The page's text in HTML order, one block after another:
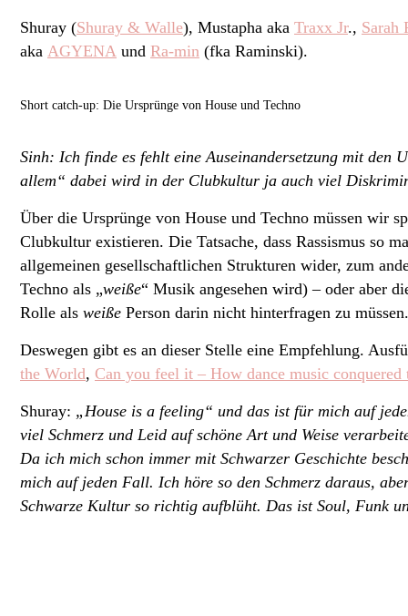
Shuray (Shuray & Walle), Mustapha aka Traxx Jr., Sarah
aka AGYENA und Ra-min (fka Raminski).
Short catch-up: Die Ursprünge von House und Techno
Sinh: Ich finde es fehlt eine Auseinandersetzung mit den
allem“ dabei wird in der Clubkultur ja auch viel
Über die Ursprünge von House und Techno müssen wir
Clubkultur existieren. Die Tatsache, dass Rassismus so
allgemeinen gesellschaftlichen Strukturen wider, zum
Techno als „weiße“ Musik angesehen wird) – oder aber
Rolle als weiße Person darin nicht hinterfragen zu müssen.
Deswegen gibt es an dieser Stelle eine Empfehlung.
the World, Can you feel it – How dance music
Shuray: „House is a feeling“ und das ist für mich auf
viel Schmerz und Leid auf schöne Art und Weise
Da ich mich schon immer mit Schwarzer Geschichte
mich auf jeden Fall. Ich höre so den Schmerz daraus,
Schwarze Kultur so richtig aufblüht. Das ist Soul, Funk